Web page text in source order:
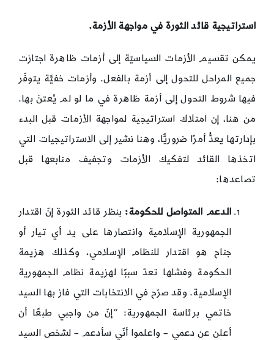
استراتيجية قائد الثورة في مواجهة الأزمة.
يمكن تقسيم الأزمات السياسيّة إلى أزمات ظاهرة اجتازت
جميع المراحل للتحول إلى أزمة بالفعل. وأزمات خفيَّة يتوفّر
فيها شروط التحول إلى أزمة ظاهرة في ما لو لم يُعتنَ بها.
من هنا، إن امتلاك استراتيجية لمواجهة الأزمات قبل البدء
بإدارتها يعدُّ أمرًا ضروريًّا، وهنا نشير إلى الاستراتيجيات التي
اتخذها القائد لتفكيك الأزمات وتجفيف منابعها قبل
تصاعدها:
الدعم المتواصل للحكومة: بنظر قائد الثورة إنّ اقتدار
الجمهورية الإسلامية وانتصارها على يد أي تيار أو
جناح هو اقتدار للنظام الإسلامي، وكذلك هزيمة
الحكومة وفشلها تعدّ سببًا لهزيمة نظام الجمهورية
الإسلامية. وقد صرّح في الانتخابات التي فاز بها السيد
خاتمي برئاسة الجمهورية: “إنّ من واجبي طبعًا أن
أعلن عن دعمي – واعلموا أنّي سأدعم – لشخص السيد